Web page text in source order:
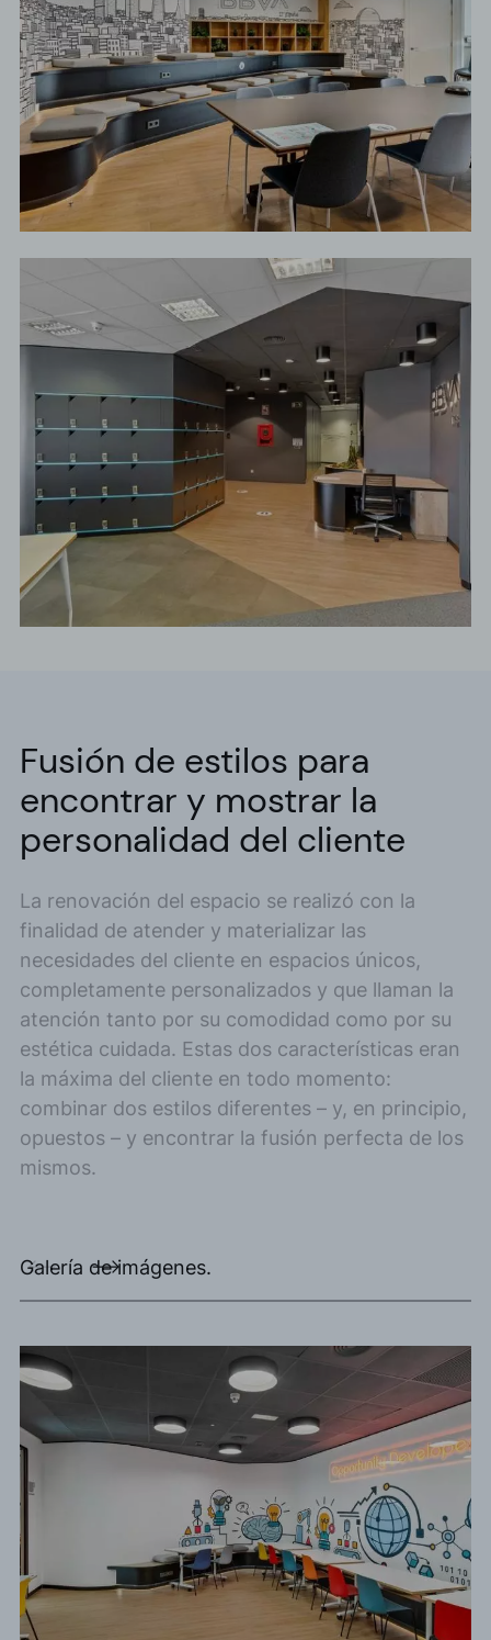
Fusión de estilos para
encontrar y mostrar la
personalidad del cliente
La renovación del espacio se realizó con la
finalidad de atender y materializar las
necesidades del cliente en espacios únicos,
completamente personalizados y que llaman la
atención tanto por su comodidad como por su
estética cuidada. Estas dos características eran
la máxima del cliente en todo momento:
combinar dos estilos diferentes – y, en principio,
opuestos – y encontrar la fusión perfecta de los
mismos.
Galería de imágenes.